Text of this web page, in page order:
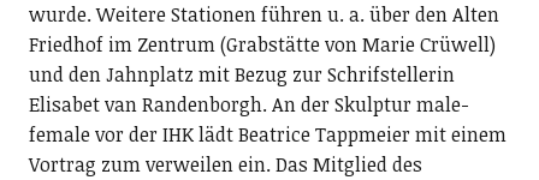
wurde. Weitere Stationen führen u. a. über den Alten
Friedhof im Zentrum (Grabstätte von Marie Crüwell)
und den Jahnplatz mit Bezug zur Schrifstellerin
Elisabet van Randenborgh. An der Skulptur male-
female vor der IHK lädt Beatrice Tappmeier mit einem
Vortrag zum verweilen ein. Das Mitglied des